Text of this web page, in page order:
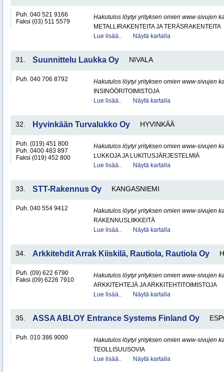
Puh. 040 521 9166
Faksi (03) 511 5579
Hakutulos löytyi yrityksen omien www-sivujen
METALLIRAKENTEITA JA TERÄSRAKENTEITA
Lue lisää..
Näytä kartalla
31. Suunnittelu Laukka Oy NIVALA
Puh. 040 706 8792
Hakutulos löytyi yrityksen omien www-sivujen
INSINÖÖRITOIMISTOJA
Lue lisää..
Näytä kartalla
32. Hyvinkään Turvalukko Oy HYVINKÄÄ
Puh. (019) 451 800
Puh. 0400 483 897
Faksi (019) 452 800
Hakutulos löytyi yrityksen omien www-sivujen
LUKKOJA JA LUKITUSJÄRJESTELMIÄ
Lue lisää..
Näytä kartalla
33. STT-Rakennus Oy KANGASNIEMI
Puh. 040 554 9412
Hakutulos löytyi yrityksen omien www-sivujen
RAKENNUSLIIKKEITÄ
Lue lisää..
Näytä kartalla
34. Arkkitehdit Arrak Kiiskilä, Rautiola, Rautiola Oy
Puh. (09) 622 6790
Faksi (09) 6226 7910
Hakutulos löytyi yrityksen omien www-sivujen
ARKKITEHTEJÄ JA ARKKITEHTITOIMISTOJA
Lue lisää..
Näytä kartalla
35. ASSA ABLOY Entrance Systems Finland Oy
Puh. 010 386 9000
Hakutulos löytyi yrityksen omien www-sivujen
TEOLLISUUSOVIA
Lue lisää..
Näytä kartalla